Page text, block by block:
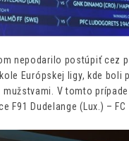
nepodarilo postúpiť cez
Európskej ligy, kde boli
V tomto
F91 Dudelange (Lux.) – FC